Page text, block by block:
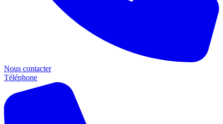
Nous contacter
Téléphone